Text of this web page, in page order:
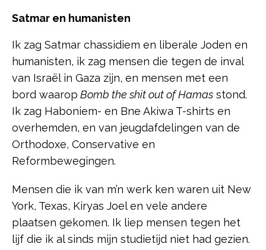
Satmar en humanisten
Ik zag Satmar chassidiem en liberale Joden en
humanisten, ik zag mensen die tegen de inval
van Israël in Gaza zijn, en mensen met een
bord waarop Bomb the shit out of Hamas stond.
Ik zag Haboniem- en Bne Akiwa T-shirts en
overhemden, en van jeugdafdelingen van de
Orthodoxe, Conservative en
Reformbewegingen.
Mensen die ik van m’n werk ken waren uit New
York, Texas, Kiryas Joel en vele andere
plaatsen gekomen. Ik liep mensen tegen het
lijf die ik al sinds mijn studietijd niet had gezien.